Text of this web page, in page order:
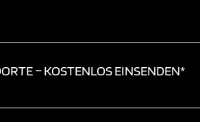
– KOSTENLOS EINSENDEN*